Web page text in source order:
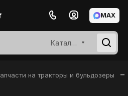
Каталог
MAX
на тракторы и бульдозеры –